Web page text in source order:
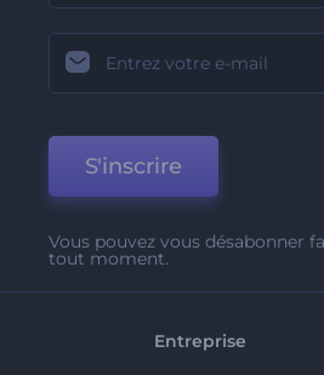
S'inscrire
Vous pouvez vous désabonner
tout moment.
Entreprise